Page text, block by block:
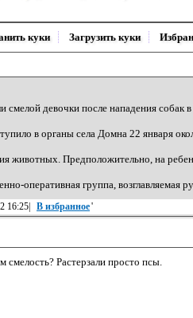
куки Загрузить куки
смелой девочки после нападения
в органы села Домна 22 января
животных. Предположительно, на
оперативная группа, возглавляемая
16:25| В избранное'
смелость? Растерзали просто псы.